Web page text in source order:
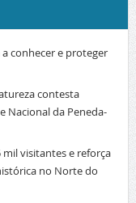
conhecer e proteger
contesta
Nacional da Peneda-
mil visitantes e reforça
no Norte do